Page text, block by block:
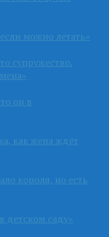
можно летать»
супружество.
он в
как жена ждёт
короля, но есть
детском саду»